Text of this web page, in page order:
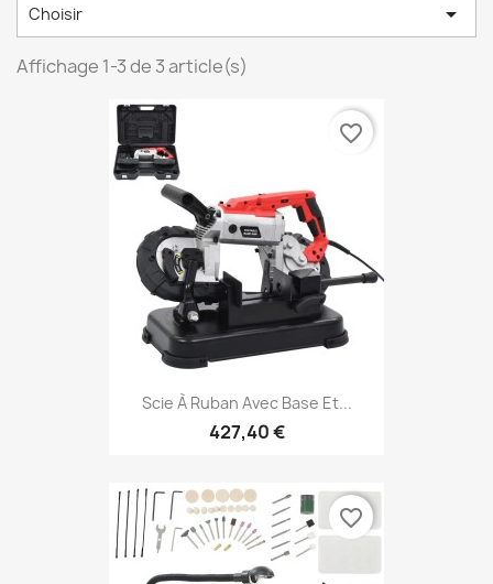
Choisir 
Affichage 1-3 de 3 article(s)
Scie À Ruban Avec Base Et...
427,40 €
favorite_border
favorite_border